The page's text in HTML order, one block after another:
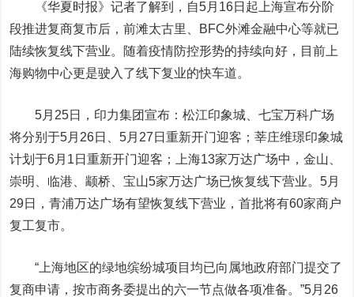
《华夏时报》记者了解到，自5月16日起上海宣布分阶
段推进复商复市后，前滩太古里、BFC外滩金融中心等就已
陆续恢复线下营业。随着疫情防控形势的持续向好，目前上
海购物中心更是驶入了线下复业的快车道。
5月25日，印力集团宣布：松江印象城、七宝万科广场
将分别于5月26日、5月27日重新开门迎客；莘庄维璟印象城
计划于6月1日重新开门迎客；上海13家万达广场中，金山、
崇明、临港、颛桥、宝山5家万达广场已恢复线下营业。5月
29日，青浦万达广场有望恢复线下营业，首批将有60家商户
复工复市。
“上海地区的绿地缤纷城项目均已向属地政府部门提交了
复商申请，按市商务委提出的六一节点做各项准备。”5月26